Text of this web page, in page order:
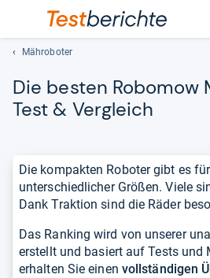
Mähroboter
Die bes­ten Robo­mow
Test & Ver­gleich
Die kompakten Roboter gibt es
unterschiedlicher Größen. Viele
Dank Traktion sind die Räder
Das Ranking wird von unserer
erstellt und basiert auf Tests und
erhalten Sie einen vollständigen